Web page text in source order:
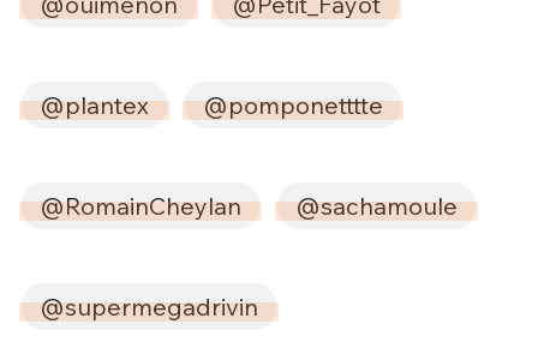
@plantex @pomponetttte
@RomainCheylan @sachamoule
@supermegadrivin